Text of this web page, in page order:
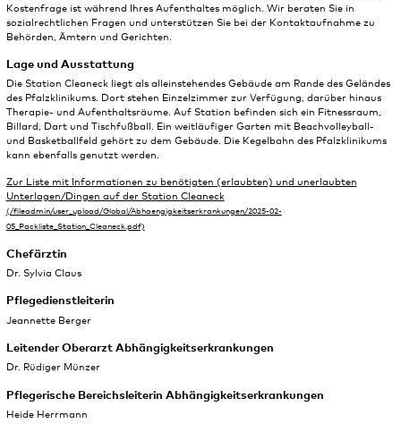
Kostenfrage ist während Ihres Aufenthaltes möglich. Wir beraten Sie in
sozialrechtlichen Fragen und unterstützen Sie bei der Kontaktaufnahme zu
Behörden, Ämtern und Gerichten.
Lage und Ausstattung
Die Station Cleaneck liegt als alleinstehendes Gebäude am Rande des Geländes
des Pfalzklinikums. Dort stehen Einzelzimmer zur Verfügung, darüber hinaus
Therapie- und Aufenthaltsräume. Auf Station befinden sich ein Fitnessraum,
Billard, Dart und Tischfußball. Ein weitläufiger Garten mit Beachvolleyball-
und Basketballfeld gehört zu dem Gebäude. Die Kegelbahn des Pfalzklinikums
kann ebenfalls genutzt werden.
Zur Liste mit Informationen zu benötigten (erlaubten) und unerlaubten
Unterlagen/Dingen auf der Station Cleaneck
Chefärztin
Dr. Sylvia Claus
Pflegedienstleiterin
Jeannette Berger
Leitender Oberarzt Abhängigkeitserkrankungen
Dr. Rüdiger Münzer
Pflegerische Bereichsleiterin Abhängigkeitserkrankungen
Heide Herrmann